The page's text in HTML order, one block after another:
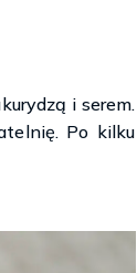
i serem.
Po kilku